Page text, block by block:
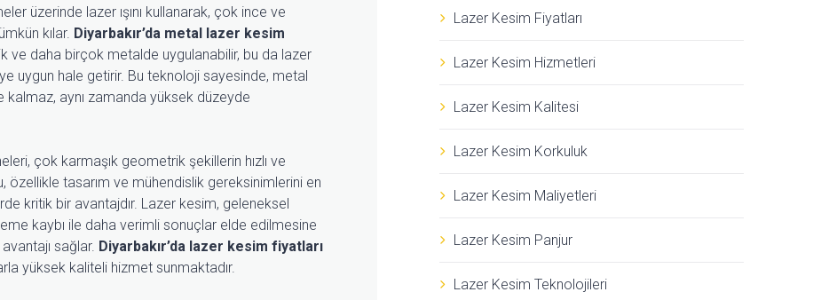
üzerinde lazer ışını kullanarak, çok ince ve
kılar. Diyarbakır’da metal lazer kesim
ve daha birçok metalde uygulanabilir, bu da lazer
uygun hale getirir. Bu teknoloji sayesinde, metal
aynı zamanda yüksek düzeyde
çok karmaşık geometrik şekillerin hızlı ve
özellikle tasarım ve mühendislik gereksinimlerini en
kritik bir avantajdır. Lazer kesim, geleneksel
kaybı ile daha verimli sonuçlar elde edilmesine
sağlar. Diyarbakır’da lazer kesim fiyatları
yüksek kaliteli hizmet sunmaktadır.
Lazer Kesim Fiyatları
Lazer Kesim Hizmetleri
Lazer Kesim Kalitesi
Lazer Kesim Korkuluk
Lazer Kesim Maliyetleri
Lazer Kesim Panjur
Lazer Kesim Teknolojileri